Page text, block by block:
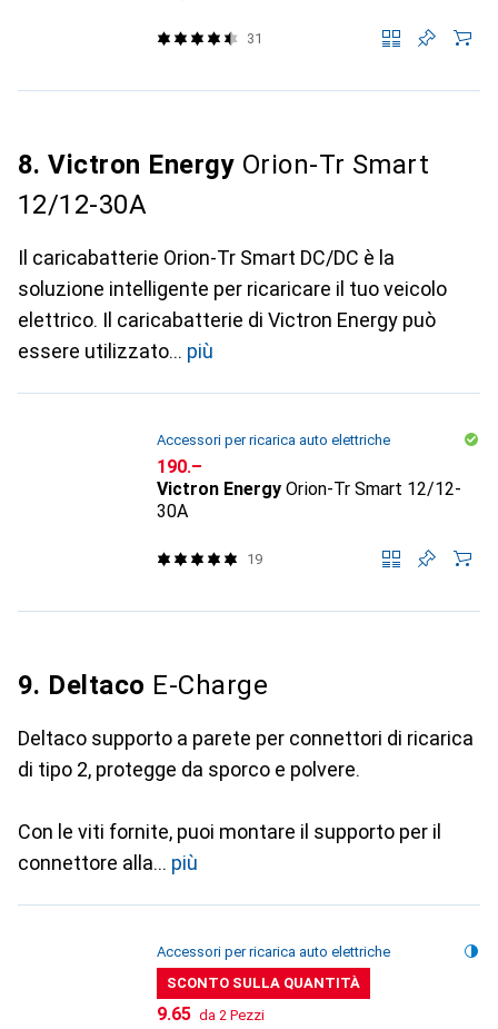
31
8. Victron Energy Orion-Tr Smart
12/12-30A
Il caricabatterie Orion-Tr Smart DC/DC è la
soluzione intelligente per ricaricare il tuo veicolo
elettrico. Il caricabatterie di Victron Energy può
essere utilizzato
più
Accessori per ricarica auto elettriche
CHF
190.–
Victron Energy Orion-Tr Smart 12/12-
30A
19
9. Deltaco E-Charge
Deltaco supporto a parete per connettori di ricarica
di tipo 2, protegge da sporco e polvere.
Con le viti fornite, puoi montare il supporto per il
connettore alla
più
Accessori per ricarica auto elettriche
SCONTO SULLA QUANTITÀ
CHF
9.65 da 2 Pezzi